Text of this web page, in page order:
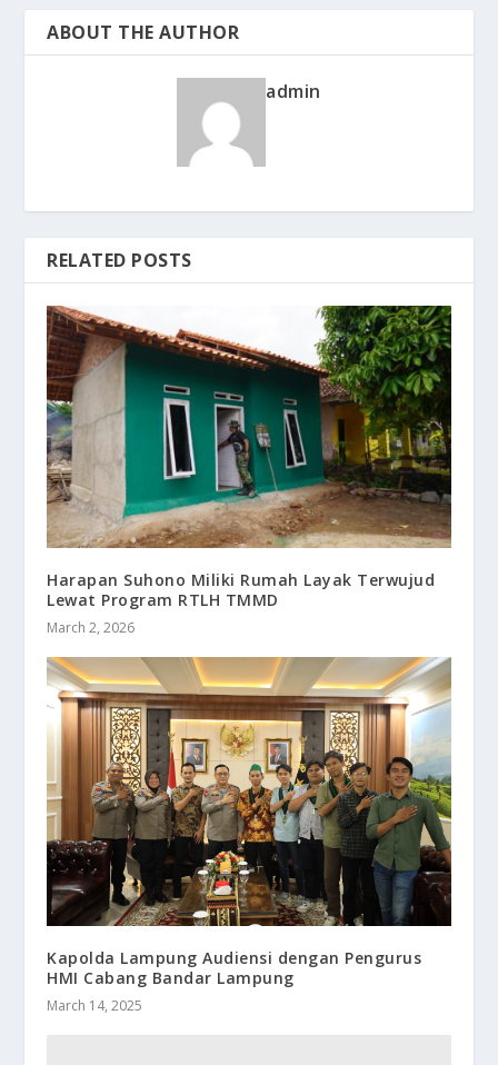
ABOUT THE AUTHOR
admin
RELATED POSTS
Harapan Suhono Miliki Rumah Layak Terwujud
Lewat Program RTLH TMMD
March 2, 2026
Kapolda Lampung Audiensi dengan Pengurus
HMI Cabang Bandar Lampung
March 14, 2025